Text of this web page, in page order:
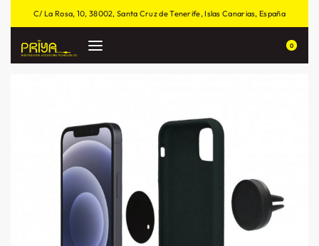
C/ La Rosa, 10, 38002, Santa Cruz de Tenerife, Islas Canarias, España
0